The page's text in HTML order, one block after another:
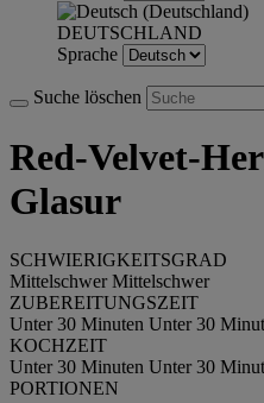
DEUTSCHLAND
Sprache
Suche löschen
Red-Velvet-
Glasur
SCHWIERIGKEITSGRAD
Mittelschwer Mittelschwer
ZUBEREITUNGSZEIT
Unter 30 Minuten Unter 30
KOCHZEIT
Unter 30 Minuten Unter 30
PORTIONEN